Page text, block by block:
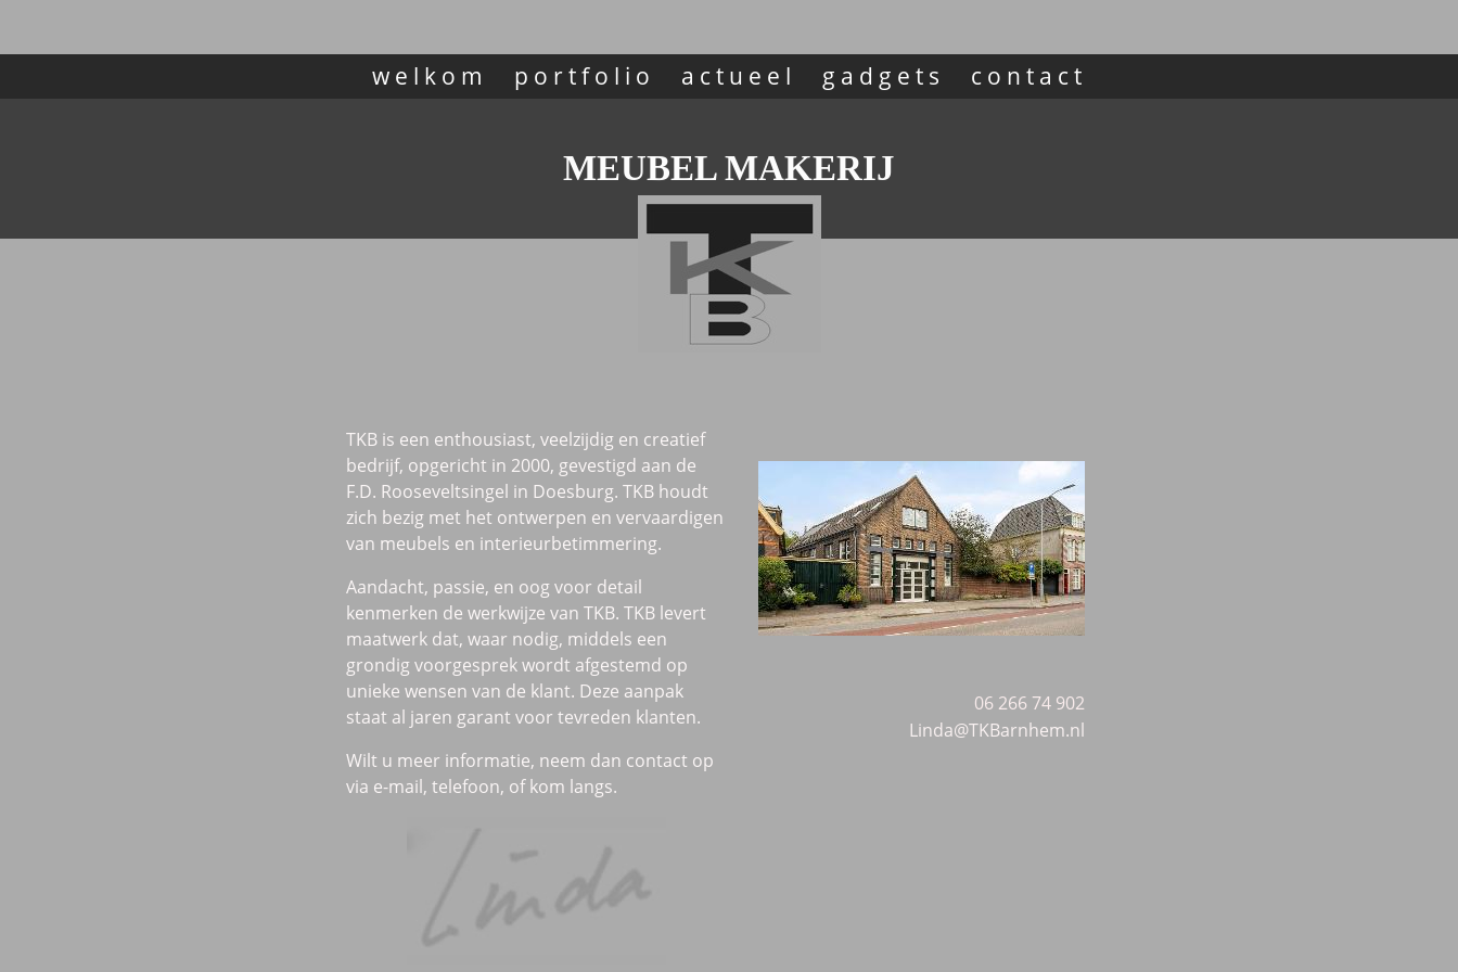
welkom portfolio actueel gadgets contact
MEUBEL MAKERIJ
TKB is een enthousiast, veelzijdig en creatief
bedrijf, opgericht in 2000, gevestigd aan de
F.D. Rooseveltsingel in Doesburg. TKB houdt
zich bezig met het ontwerpen en vervaardigen
van meubels en interieurbetimmering.
Aandacht, passie, en oog voor detail
kenmerken de werkwijze van TKB. TKB levert
maatwerk dat, waar nodig, middels een
grondig voorgesprek wordt afgestemd op
unieke wensen van de klant. Deze aanpak
staat al jaren garant voor tevreden klanten.
Wilt u meer informatie, neem dan contact op
via e-mail, telefoon, of kom langs.
06 266 74 902
Linda@TKBarnhem.nl